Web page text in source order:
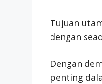
Tujuan
dengan
Dengan
penting